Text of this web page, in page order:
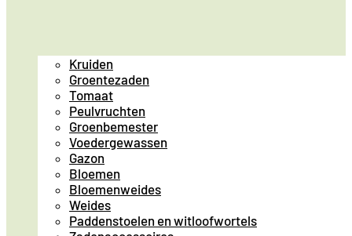
Kruiden
Groentezaden
Tomaat
Peulvruchten
Groenbemester
Voedergewassen
Gazon
Bloemen
Bloemenweides
Weides
Paddenstoelen en witloofwortels